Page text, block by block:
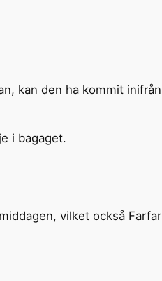
kan den ha kommit inifrån
i bagaget.
vilket också Farfar